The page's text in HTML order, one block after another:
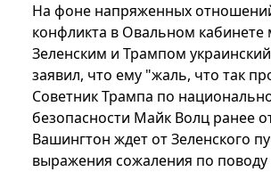
На фоне напряженных
конфликта в Овальном кабинете
Зеленским и Трампом
заявил, что ему "жаль, что так
Советник Трампа по
безопасности Майк Волц ранее
Вашингтон ждет от Зеленского
выражения сожаления по поводу